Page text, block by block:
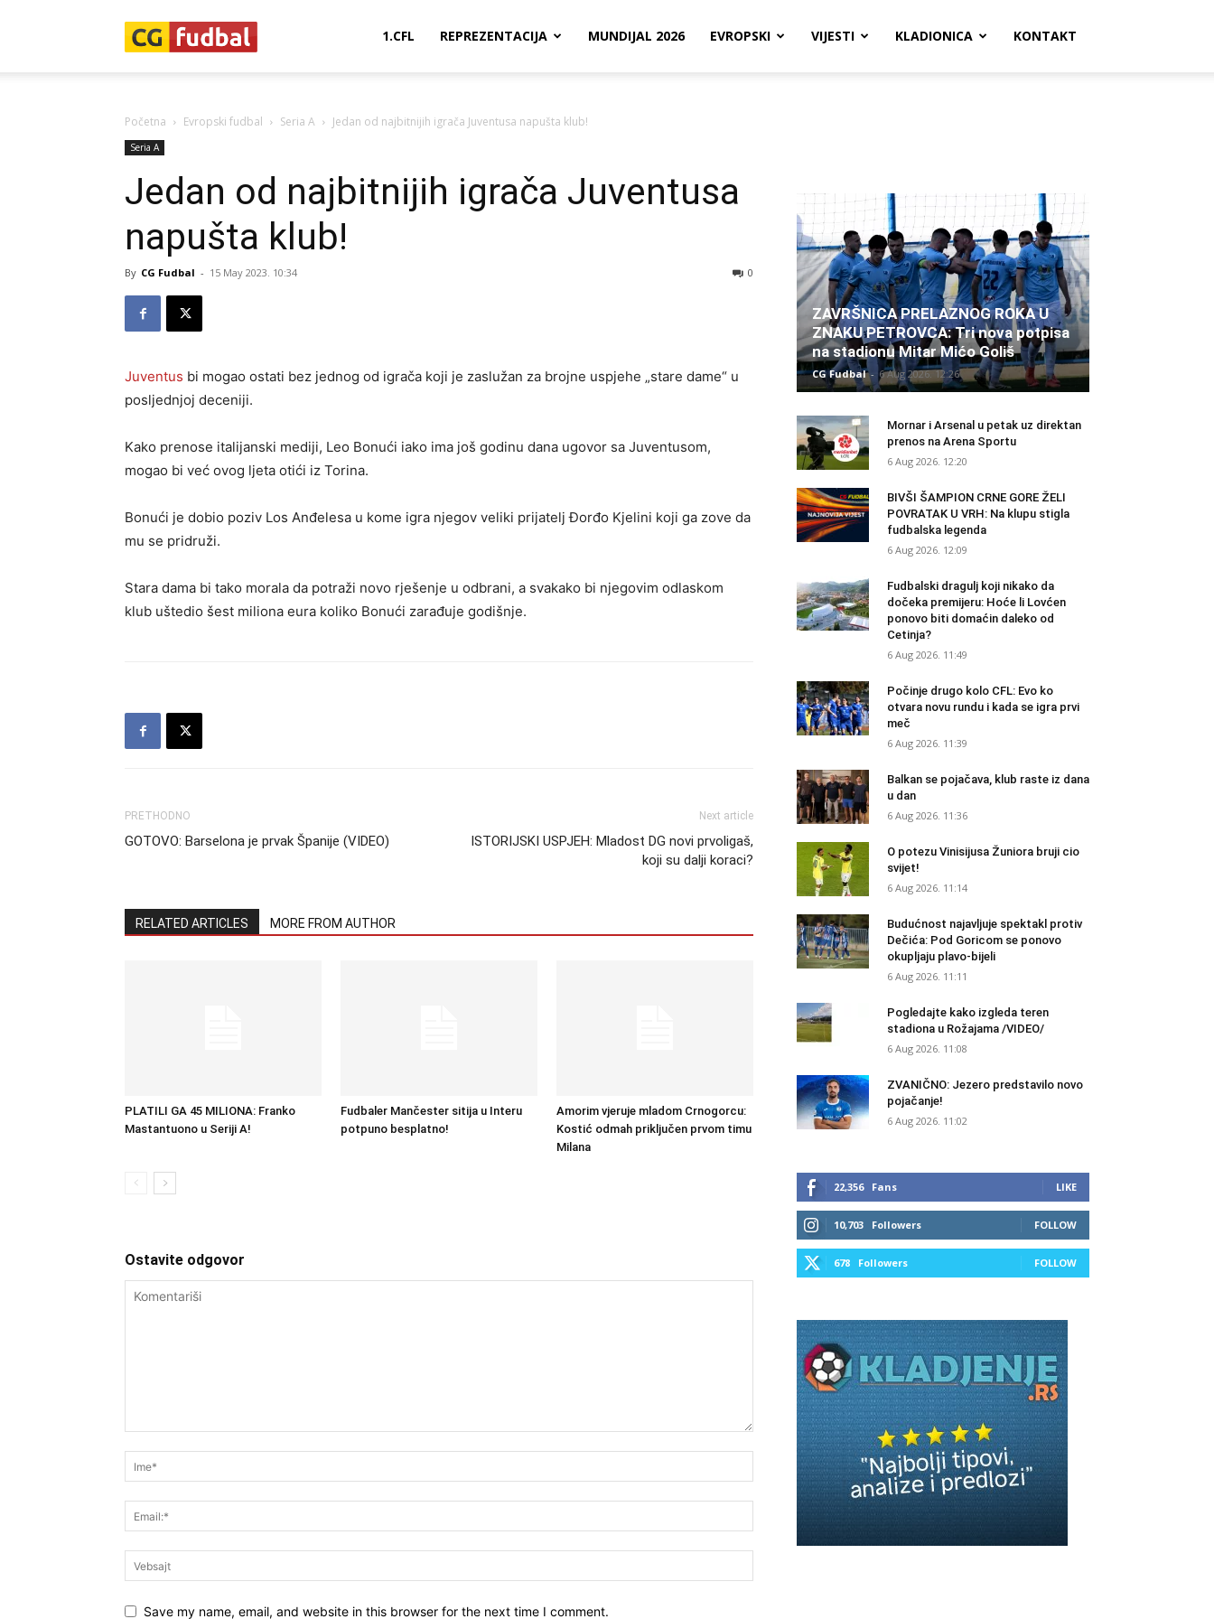
1.CFL REPREZENTACIJA MUNDIJAL 2026 EVROPSKI VIJESTI KLADIONICA KONTAKT
Početna Evropski fudbal Seria A Jedan od najbitnijih igrača Juventusa napušta klub!
Seria A
Jedan od najbitnijih igrača Juventusa
napušta klub!
By CG Fudbal - 15 May 2023. 10:34 0
Juventus bi mogao ostati bez jednog od igrača koji je zaslužan za brojne uspjehe „stare dame“ u
posljednjoj deceniji.
Kako prenose italijanski mediji, Leo Bonući iako ima još godinu dana ugovor sa Juventusom,
mogao bi već ovog ljeta otići iz Torina.
Bonući je dobio poziv Los Anđelesa u kome igra njegov veliki prijatelj Đorđo Kjelini koji ga zove da
mu se pridruži.
Stara dama bi tako morala da potraži novo rješenje u odbrani, a svakako bi njegovim odlaskom
klub uštedio šest miliona eura koliko Bonući zarađuje godišnje.
PRETHODNO
GOTOVO: Barselona je prvak Španije (VIDEO)
Next article
ISTORIJSKI USPJEH: Mladost DG novi prvoligaš,
koji su dalji koraci?
RELATED ARTICLES MORE FROM AUTHOR
PLATILI GA 45 MILIONA: Franko
Mastantuono u Seriji A!
Fudbaler Mančester sitija u Interu
potpuno besplatno!
Amorim vjeruje mladom Crnogorcu:
Kostić odmah priključen prvom timu
Milana
Ostavite odgovor
Save my name, email, and website in this browser for the next time I comment.
ZAVRŠNICA PRELAZNOG ROKA U
ZNAKU PETROVCA: Tri nova potpisa
na stadionu Mitar Mićo Goliš
CG Fudbal - 6 Aug 2026. 12:26
Mornar i Arsenal u petak uz direktan
prenos na Arena Sportu
6 Aug 2026. 12:20
BIVŠI ŠAMPION CRNE GORE ŽELI
POVRATAK U VRH: Na klupu stigla
fudbalska legenda
6 Aug 2026. 12:09
Fudbalski dragulj koji nikako da
dočeka premijeru: Hoće li Lovćen
ponovo biti domaćin daleko od
Cetinja?
6 Aug 2026. 11:49
Počinje drugo kolo CFL: Evo ko
otvara novu rundu i kada se igra prvi
meč
6 Aug 2026. 11:39
Balkan se pojačava, klub raste iz dana
u dan
6 Aug 2026. 11:36
O potezu Vinisijusa Žuniora bruji cio
svijet!
6 Aug 2026. 11:14
Budućnost najavljuje spektakl protiv
Dečića: Pod Goricom se ponovo
okupljaju plavo-bijeli
6 Aug 2026. 11:11
Pogledajte kako izgleda teren
stadiona u Rožajama /VIDEO/
6 Aug 2026. 11:08
ZVANIČNO: Jezero predstavilo novo
pojačanje!
6 Aug 2026. 11:02
22,356 Fans LIKE
10,703 Followers FOLLOW
678 Followers FOLLOW